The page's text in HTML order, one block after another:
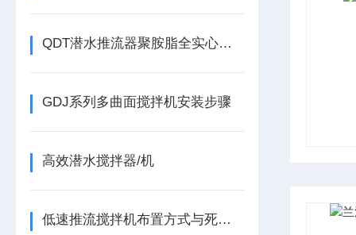
QDT潜水推流器聚胺脂全实心叶轮和玻璃钢差异
GDJ系列多曲面搅拌机安装步骤
高效潜水搅拌器/机
低速推流搅拌机布置方式与死角消除策略